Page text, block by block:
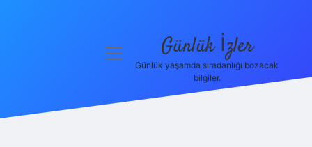
menüyü
Günlük İzler
Günlük yaşamda sıradanlığı bozacak
bilgiler.